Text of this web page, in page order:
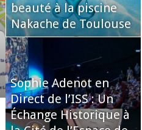
beauté à la piscine
Nakache de Toulouse
Sophie Adenot en
Direct de l’ISS : Un
Échange Historique à